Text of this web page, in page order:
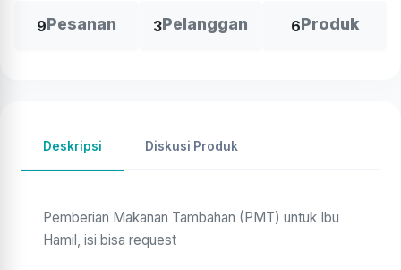
9Pesanan 3Pelanggan 6Produk
Deskripsi Diskusi Produk
Pemberian Makanan Tambahan (PMT) untuk Ibu
Hamil, isi bisa request